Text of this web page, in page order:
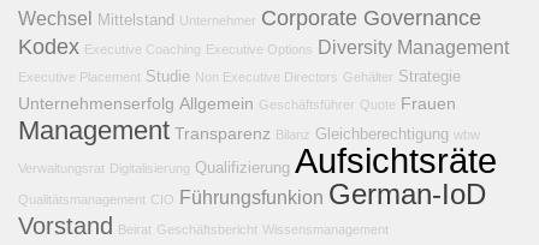
Wechsel Mittelstand Unternehmer Corporate Governance
Kodex Executive Coaching Executive Options Diversity Management
Executive Placement Studie Non Executive Directors Gehälter Strategie
Unternehmenserfolg Allgemein Geschäftsführer Quote Frauen
Management Transparenz Bilanz Gleichberechtigung wbw
Verwaltungsrat Digitalisierung Qualifizierung Aufsichtsräte
Qualitätsmanagement CIO Führungsfunkion German-IoD
Vorstand Beirat Geschäftsbericht Wissensmanagement